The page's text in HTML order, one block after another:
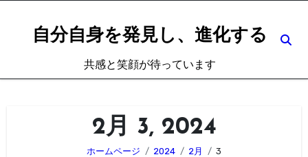
自分自身を発見し、進化する
共感と笑顔が待っています
2月 3, 2024
ホームページ 2024 2月 3